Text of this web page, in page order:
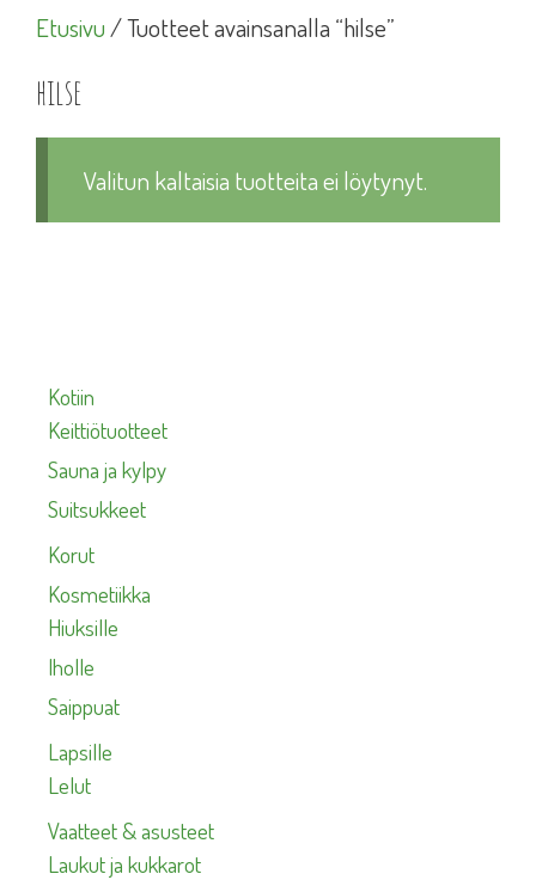
Etusivu/ Tuotteet avainsanalla “hilse”
hilse
Valitun kaltaisia tuotteita ei löytynyt.
Kotiin
Keittiötuotteet
Sauna ja kylpy
Suitsukkeet
Korut
Kosmetiikka
Hiuksille
Iholle
Saippuat
Lapsille
Lelut
Vaatteet & asusteet
Laukut ja kukkarot